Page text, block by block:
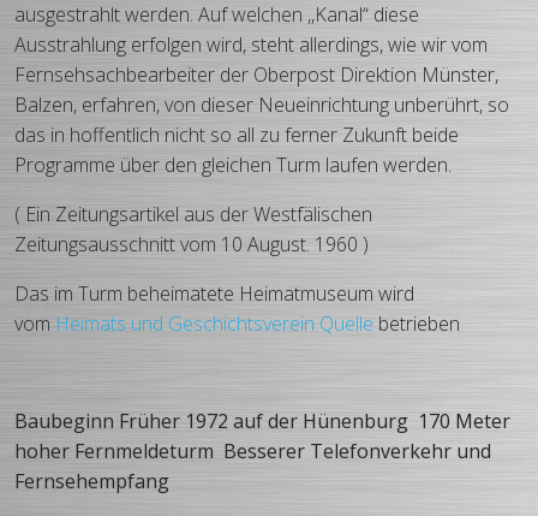
ausgestrahlt werden. Auf welchen ,,Kanal“ diese
Ausstrahlung erfolgen wird, steht allerdings, wie wir vom
Fernsehsachbearbeiter der Oberpost Direktion Münster,
Balzen, erfahren, von dieser Neueinrichtung unberührt, so
das in hoffentlich nicht so all zu ferner Zukunft beide
Programme über den gleichen Turm laufen werden.
( Ein Zeitungsartikel aus der Westfälischen
Zeitungsausschnitt vom 10 August. 1960 )
Das im Turm beheimatete Heimatmuseum wird
vom Heimats und Geschichtsverein Quelle betrieben
Baubeginn Früher 1972 auf der Hünenburg 170 Meter
hoher Fernmeldeturm Besserer Telefonverkehr und
Fernsehempfang